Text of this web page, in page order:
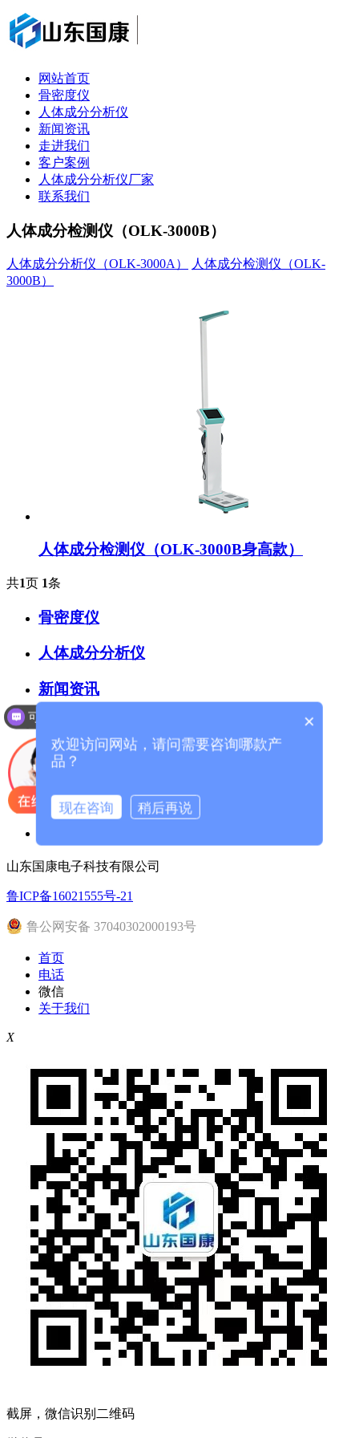
网站首页
骨密度仪
人体成分分析仪
新闻资讯
走进我们
客户案例
人体成分分析仪厂家
联系我们
人体成分检测仪（OLK-3000B）
人体成分分析仪（OLK-3000A）
人体成分检测仪（OLK-
3000B）
人体成分检测仪（OLK-3000B身高款）
共1页 1条
骨密度仪
人体成分分析仪
新闻资讯
客户案例
人体成分分析仪厂家
山东国康电子科技有限公司
鲁ICP备16021555号-21
鲁公网安备 37040302000193号
首页
电话
微信
关于我们
X
截屏，微信识别二维码
×
欢迎访问网站，请问需要咨询哪款产
品？
现在咨询 稍后再说